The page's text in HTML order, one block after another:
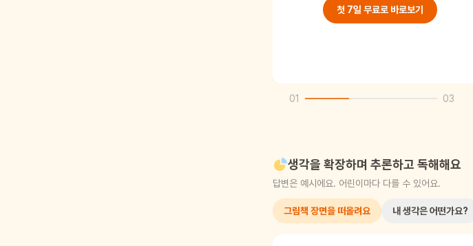
첫 7일 무료로 바로보기
01 03
생각을 확장하며 추론하고 독해해요
답변은 예시에요. 어린이마다 다를 수 있어요.
그림책 장면을 떠올려요 내 생각은 어떤가요?